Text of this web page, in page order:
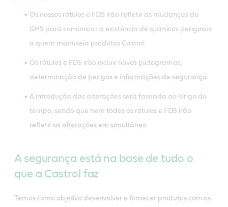
Os nossos rótulos e FDS irão refletir as mudanças do
GHS para comunicar a existência de químicos perigosos
a quem manuseia produtos Castrol
Os rótulos e FDS irão incluir novos pictogramas,
determinação de perigos e informações de segurança
A introdução das alterações será faseada ao longo do
tempo, sendo que nem todos os rótulos e FDS irão
refletir as alterações em simultâneo
A segurança está na base de tudo o
que a Castrol faz
Temos como objetivo desenvolver e fornecer produtos com os